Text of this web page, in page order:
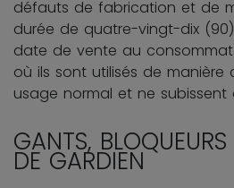
défauts de fabrication et de
durée de quatre-vingt-dix
date de vente au
où ils sont utilisés de manière
usage normal et ne
GANTS,
DE GARDIEN